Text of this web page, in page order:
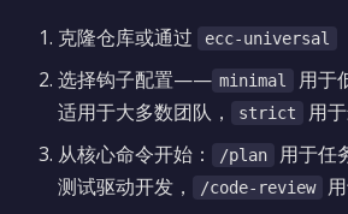
克隆仓库或通过 ecc-universal
选择钩子配置—— minimal 用于
适用于大多数团队， strict
用
从核心命令开始：
/plan 用于任
测试驱动开发，
/code-review